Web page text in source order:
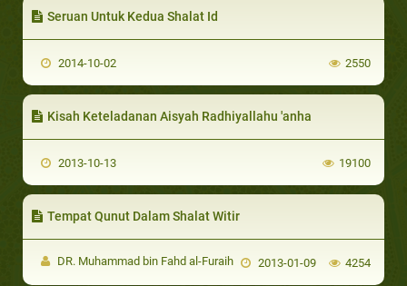
Seruan Untuk Kedua Shalat Id
2014-10-02 2550
Kisah Keteladanan Aisyah Radhiyallahu 'anha
2013-10-13 19100
Tempat Qunut Dalam Shalat Witir
DR. Muhammad bin Fahd al-Furaih 2013-01-09 4254